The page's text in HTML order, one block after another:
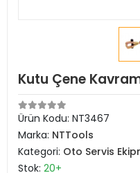
Kutu Çene
Ürün Kodu: NT3467
Marka: NTTools
Kategori: Oto Servis
Stok: 20+